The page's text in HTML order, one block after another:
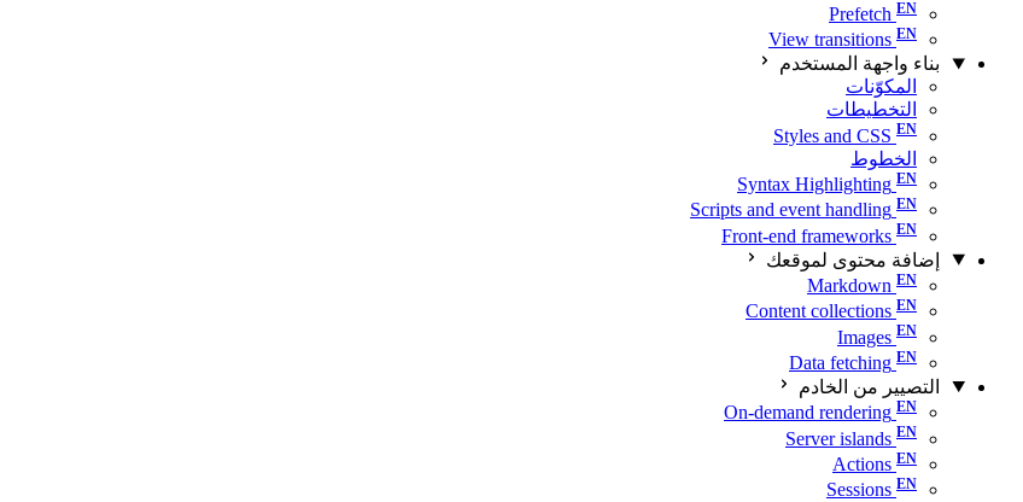
Prefetch
View transitions
بناء واجهة المستخدم
المكوّنات
التخطيطات
Styles and CSS
الخطوط
Syntax Highlighting
Scripts and event handling
Front-end frameworks
إضافة محتوى لموقعك
Markdown
Content collections
Images
Data fetching
التصيير من الخادم
On-demand rendering
Server islands
Actions
Sessions